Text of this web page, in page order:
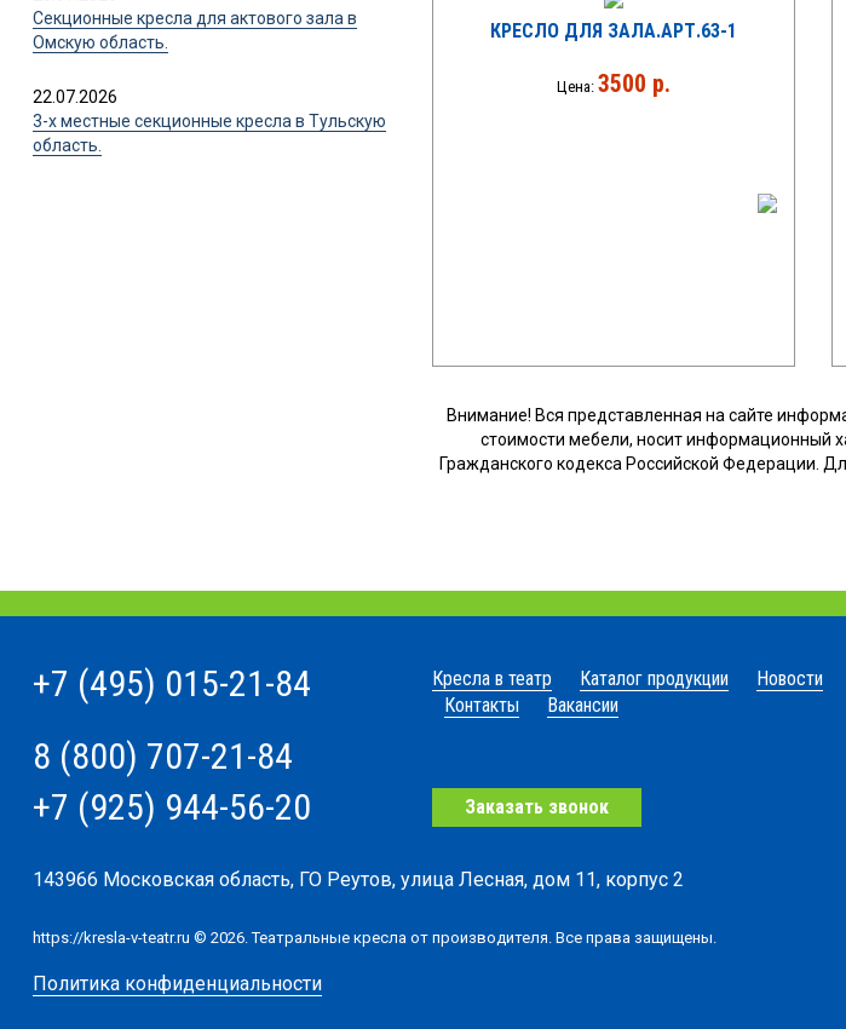
Секционные кресла для актового зала в
Омскую область.
22.07.2026
3-х местные секционные кресла в Тульскую
область.
КРЕСЛО ДЛЯ ЗАЛА.АРТ.63-1
Цена: 3500 р.
Внимание! Вся представленная на сайте
стоимости мебели, носит информационный
Гражданского кодекса Российской Федерации.
+7 (495) 015-21-84 Кресла в театр Каталог продукции
Новости
Контакты
Вакансии
8 (800) 707-21-84
+7 (925) 944-56-20
Заказать звонок
143966 Московская область, ГО Реутов, улица Лесная, дом 11, корпус 2
https://kresla-v-teatr.ru © 2026. Театральные кресла от производителя. Все права защищены.
Политика конфиденциальности